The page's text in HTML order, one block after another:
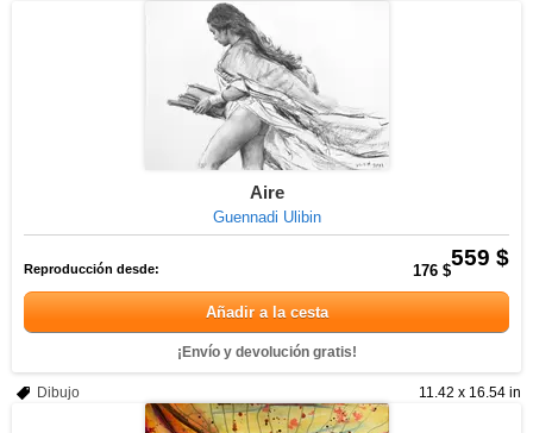
Aire
Guennadi Ulibin
559 $
Reproducción desde: 176 $
Añadir a la cesta
¡Envío y devolución gratis!
11.42 x 16.54 in
Dibujo